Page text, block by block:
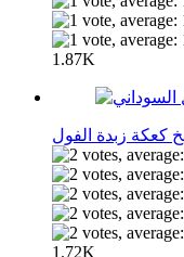
1.87K
1.72K